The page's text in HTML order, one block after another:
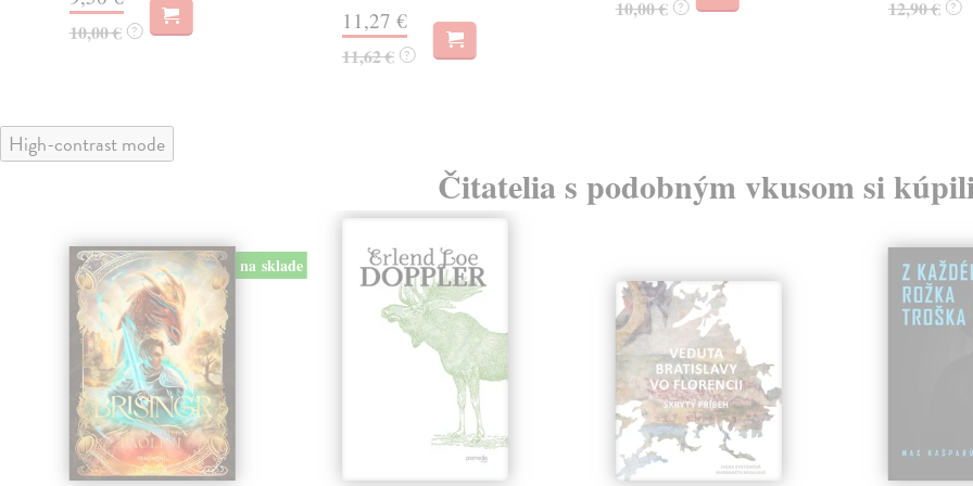
10,00 € ? 11,27 €
11,62 € ?
10,00 € ? 12,90 € ?
High-contrast mode
Čitatelia s podobným vkusom si
na sklade